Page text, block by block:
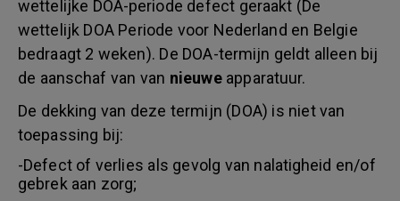
wettelijke DOA-periode defect geraakt (De
wettelijk DOA Periode voor Nederland en Belgie
bedraagt 2 weken). De DOA-termijn geldt alleen bij
de aanschaf van van nieuweapparatuur.
De dekking van deze termijn (DOA) is niet van
toepassing bij:
-Defect of verlies als gevolg van nalatigheid en/of
gebrek aan zorg;